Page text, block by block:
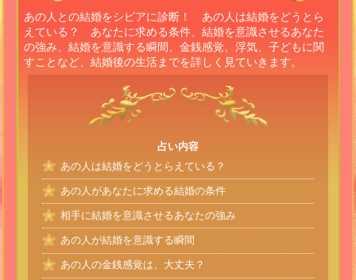
あの人との結婚をシビアに診断！ あの人は結婚をどうとら
えている？ あなたに求める条件、結婚を意識させるあなた
の強み、結婚を意識する瞬間、金銭感覚、浮気、子どもに関
すことなど、結婚後の生活までを詳しく見ていきます。
占い内容
あの人は結婚をどうとらえている？
あの人があなたに求める結婚の条件
相手に結婚を意識させるあなたの強み
あの人が結婚を意識する瞬間
あの人の金銭感覚は、大丈夫？